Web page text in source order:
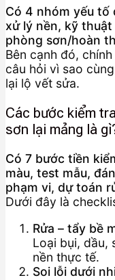
Có 4 nhóm yếu tố
xử lý nền, kỹ
phòng sơn/hoàn
Bên cạnh đó,
câu hỏi vì sao
lại lộ vết sửa.
Các bước kiểm
sơn lại mảng là
Có 7 bước tiền
màu, test mẫu,
phạm vi, dự toán
Dưới đây là
Rửa – tẩy bề
Loại bụi, dầu,
nền thực tế.
Soi lỗi dưới